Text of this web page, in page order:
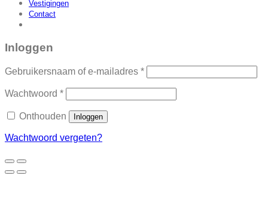
Vestigingen
Contact
Inloggen
Gebruikersnaam of e-mailadres *Vereist
Wachtwoord *Vereist
Onthouden Inloggen
Wachtwoord vergeten?